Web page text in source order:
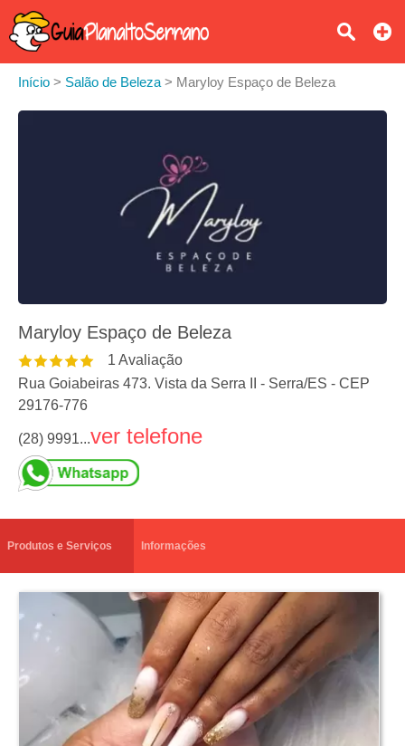
Início > Salão de Beleza > Maryloy Espaço de Beleza
Maryloy Espaço de Beleza
1 Avaliação
Rua Goiabeiras 473. Vista da Serra II
- Serra/ES - CEP
29176-776
(28) 9991...ver telefone
Produtos e Serviços Informações